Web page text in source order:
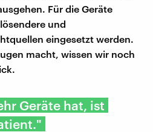
Für die Geräte
und
eingesetzt werden.
macht, wissen wir noch
Geräte hat, ist